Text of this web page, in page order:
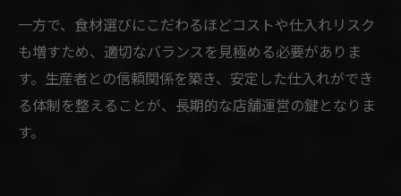
一方で、食材選びにこだわるほどコストや仕入れリスク
も増すため、適切なバランスを見極める必要がありま
す。生産者との信頼関係を築き、安定した仕入れができ
る体制を整えることが、長期的な店舗運営の鍵となりま
す。